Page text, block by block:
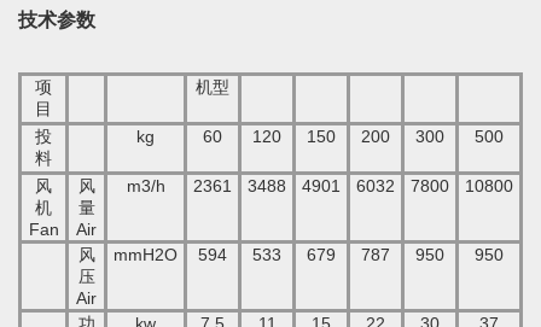
技术参数
项
目
机型
投
料
kg 60 120 150 200 300 500
风
机
Fan
风
量
Air
m3/h 2361 3488 4901 6032 7800 10800
风
压
Air
mmH2O 594 533 679 787 950 950